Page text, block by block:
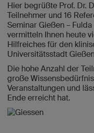
Hier begrüßte Prof. Dr.
Teilnehmer und 16
Seminar Gießen –
vermitteln Ihnen heute
Hilfreiches für den
Universitätsstadt
Die hohe Anzahl der
große
Veranstaltungen und
Ende erreicht hat.